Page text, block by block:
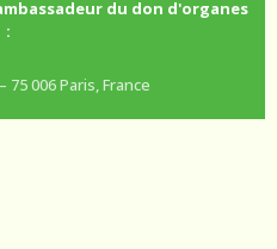
du don d'organes
:
75 006 Paris, France